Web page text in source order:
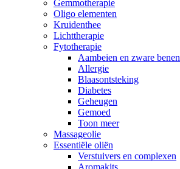
Gemmotherapie
Oligo elementen
Kruidenthee
Lichttherapie
Fytotherapie
Aambeien en zware benen
Allergie
Blaasontsteking
Diabetes
Geheugen
Gemoed
Toon meer
Massageolie
Essentiële oliën
Verstuivers en complexen
Aromakits